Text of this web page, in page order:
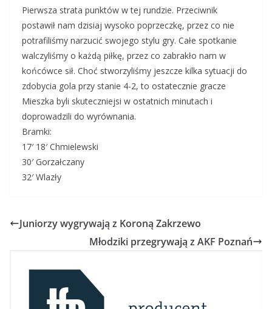
Pierwsza strata punktów w tej rundzie. Przeciwnik
postawił nam dzisiaj wysoko poprzeczkę, przez co nie
potrafiliśmy narzucić swojego stylu gry. Całe spotkanie
walczyliśmy o każdą piłkę, przez co zabrakło nam w
końcówce sił. Choć stworzyliśmy jeszcze kilka sytuacji do
zdobycia gola przy stanie 4-2, to ostatecznie gracze
Mieszka byli skuteczniejsi w ostatnich minutach i
doprowadzili do wyrównania.
Bramki:
17′ 18′ Chmielewski
30′ Gorzałczany
32′ Wlazły
Juniorzy wygrywają z Koroną Zakrzewo
Młodziki przegrywają z AKF Poznań